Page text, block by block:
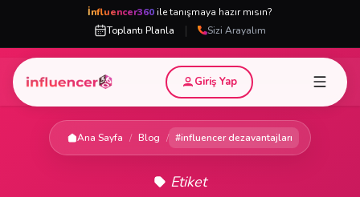
İnfluencer360 ile tanışmaya hazır mısın?
Toplantı Planla
| Sizi Arayalım
Giriş Yap
Ana Sayfa / Blog / #influencer dezavantajları
Etiket